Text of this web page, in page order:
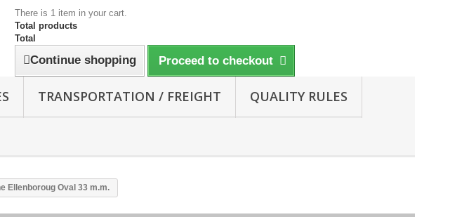
There is 1 item in your cart.
Total products
Total
Continue shopping Proceed to checkout
TRANSPORTATION / FREIGHT QUALITY RULES
Ellenboroug Oval 33 m.m.